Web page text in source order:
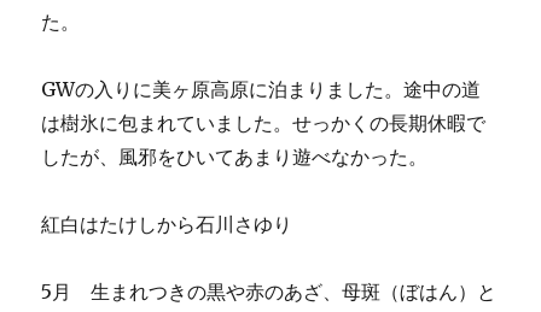
た。
GWの入りに美ヶ原高原に泊まりました。途中の道
は樹氷に包まれていました。せっかくの長期休暇で
したが、風邪をひいてあまり遊べなかった。
紅白はたけしから石川さゆり
5月 生まれつきの黒や赤のあざ、母斑（ぼはん）と